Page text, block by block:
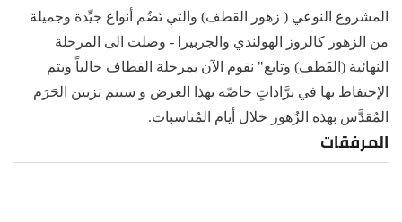
المشروع النوعي ( زهور القطف) والتي تَضُم أنواع جيِّدة وجميلة
من الزهور كالروز الهولندي والجربيرا - وصلت الى المرحلة
النهائية (القَطف) وتابع" نقوم الآن بمرحلة القطاف حالياً ويتم
الإحتفاظ بها في برَّاداتٍ خاصّة بهذا الغرض و سيتم تزيين الحَرَم
المُقدَّس بهذه الزُهور خلال أيام المُناسبات.
المرفقات